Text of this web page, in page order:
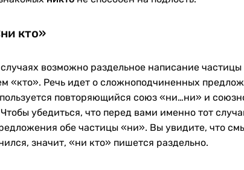
кто»
возможно раздельное написание
«кто». Речь идет о сложноподчиненных
повторяющийся союз «ни…ни» и
убедиться, что перед вами именно тот
обе частицы «ни». Вы увидите, что
значит, «ни кто» пишется раздельно.